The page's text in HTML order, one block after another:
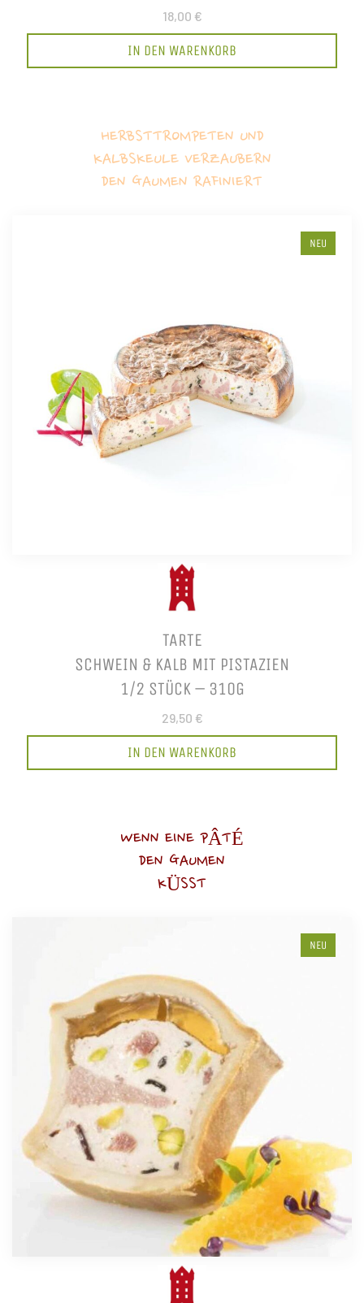
18,00 €
IN DEN WARENKORB
HERBSTTROMPETEN UND
KALBSKEULE VERZAUBERN
DEN GAUMEN RAFINIERT
NEU
TARTE
SCHWEIN & KALB MIT PISTAZIEN
1/2 STÜCK – 310G
29,50 €
IN DEN WARENKORB
WENN EINE PÂTÉ
DEN GAUMEN
KÜSST
NEU